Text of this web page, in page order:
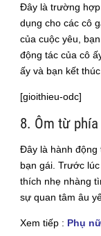
Đây là trường
dụng cho các cô
của cuộc yêu,
động tác của cô
ấy và bạn kết
[gioithieu-odc]
8. Ôm từ
Đây là hành động
bạn gái. Trước
thích nhẹ nhàng
sự quan tâm âu
Xem tiếp : Phụ